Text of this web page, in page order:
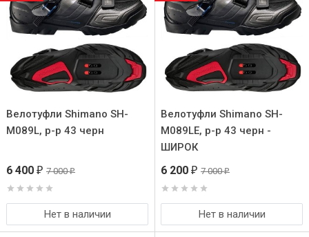
Велотуфли Shimano SH-
M089L, р-р 43 черн
6 400 ₽ 7 000₽
Нет в наличии
Велотуфли Shimano SH-
M089LE, р-р 43 черн -
ШИРОК
6 200 ₽ 7 000₽
Нет в наличии